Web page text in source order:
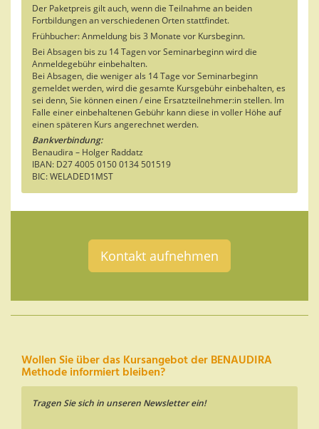
Der Paketpreis gilt auch, wenn die Teilnahme an beiden
Fortbildungen an verschiedenen Orten stattfindet.
Frühbucher: Anmeldung bis 3 Monate vor Kursbeginn.
Bei Absagen bis zu 14 Tagen vor Seminarbeginn wird die
Anmeldegebühr einbehalten.
Bei Absagen, die weniger als 14 Tage vor Seminarbeginn
gemeldet werden, wird die gesamte Kursgebühr einbehalten, es
sei denn, Sie können einen / eine Ersatzteilnehmer:in stellen. Im
Falle einer einbehaltenen Gebühr kann diese in voller Höhe auf
einen späteren Kurs angerechnet werden.
Bankverbindung:
Benaudira – Holger Raddatz
IBAN: D27 4005 0150 0134 501519
BIC: WELADED1MST
Kontakt aufnehmen
Wollen Sie über das Kursangebot der BENAUDIRA
Methode informiert bleiben?
Tragen Sie sich in unseren Newsletter ein!